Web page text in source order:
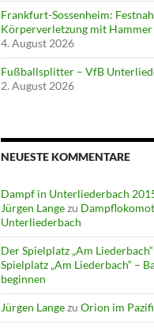
Frankfurt-Sossenheim:
Körperverletzung mit Hammer
4. August 2026
Fußballsplitter – VfB
2. August 2026
NEUESTE KOMMENTARE
Dampf in Unterliederbach
Jürgen Langezu
Unterliederbach
Der Spielplatz „Am
Spielplatz „Am Liederbach“ –
beginnen
Jürgen Langezu Orion im